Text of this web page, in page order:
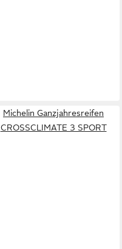
Michelin Ganzjahresreifen
CROSSCLIMATE 3 SPORT